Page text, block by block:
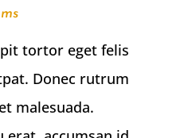
tortor eget felis
Donec rutrum
malesuada.